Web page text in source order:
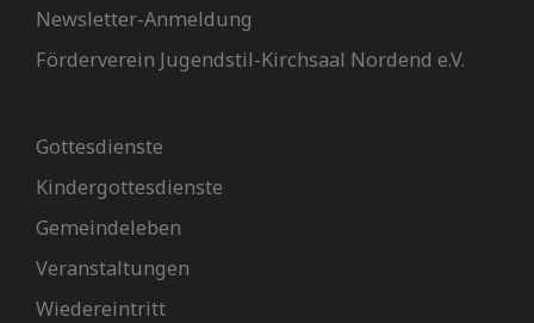
Newsletter-Anmeldung
Förderverein Jugendstil-Kirchsaal Nordend e.V.
Gottesdienste
Kindergottesdienste
Gemeindeleben
Veranstaltungen
Wiedereintritt